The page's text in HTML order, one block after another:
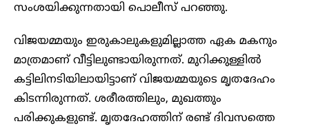
സംശയിക്കുന്നതായി പൊലീസ് പറഞ്ഞു.
വിജയമ്മയും ഇരുകാലുകളുമില്ലാത്ത ഏക മകനും
മാത്രമാണ് വീട്ടിലുണ്ടായിരുന്നത്. മുറിക്കുള്ളില്‍
കട്ടിലിനടിയിലായിട്ടാണ് വിജയമ്മയുടെ മൃതദേഹം
കിടന്നിരുന്നത്. ശരീരത്തിലും, മുഖത്തും
പരിക്കുകളുണ്ട്. മൃതദേഹത്തിന് രണ്ട് ദിവസത്തെ